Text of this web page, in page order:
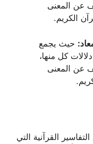
عن المعنى
الكريم.
حيث يجمع
كل منها،
عن المعنى
القرآنية التي